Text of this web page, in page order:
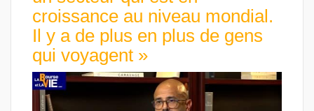
croissance au niveau mondial.
Il y a de plus en plus de gens
qui voyagent »